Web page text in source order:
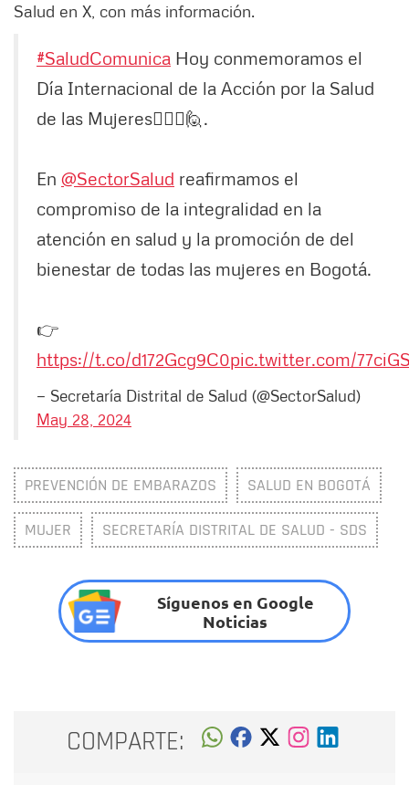
Salud en X, con más información.
#SaludComunica Hoy conmemoramos el
Día Internacional de la Acción por la Salud
de las Mujeres🙋🏾‍♀️🙋.
En @SectorSalud reafirmamos el
compromiso de la integralidad en la
atención en salud y la promoción de del
bienestar de todas las mujeres en Bogotá.
👉
https://t.co/d172Gcg9C0pic.twitter.com/
— Secretaría Distrital de Salud (@SectorSalud)
May 28, 2024
PREVENCIÓN DE EMBARAZOS SALUD EN BOGOTÁ
MUJER SECRETARÍA DISTRITAL DE SALUD - SDS
Síguenos en Google
Noticias
COMPARTE: